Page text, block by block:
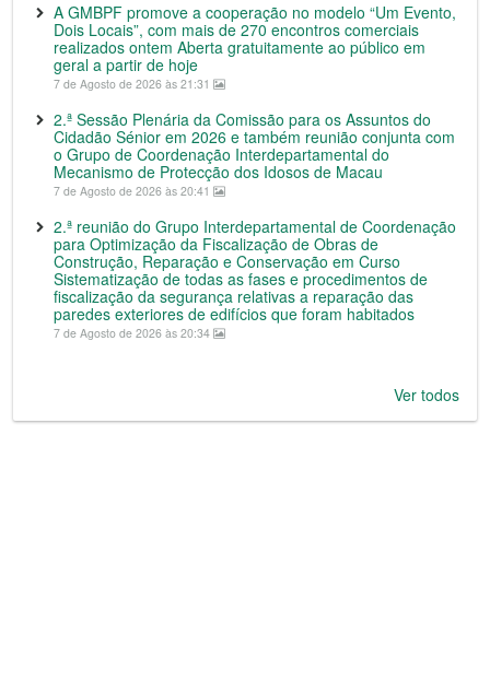
A GMBPF promove a cooperação no modelo “Um Evento,
Dois Locais”, com mais de 270 encontros comerciais
realizados ontem Aberta gratuitamente ao público em
geral a partir de hoje
7 de Agosto de 2026 às 21:31
2.ª Sessão Plenária da Comissão para os Assuntos do
Cidadão Sénior em 2026 e também reunião conjunta com
o Grupo de Coordenação Interdepartamental do
Mecanismo de Protecção dos Idosos de Macau
7 de Agosto de 2026 às 20:41
2.ª reunião do Grupo Interdepartamental de Coordenação
para Optimização da Fiscalização de Obras de
Construção, Reparação e Conservação em Curso
Sistematização de todas as fases e procedimentos de
fiscalização da segurança relativas a reparação das
paredes exteriores de edifícios que foram habitados
7 de Agosto de 2026 às 20:34
Ver todos